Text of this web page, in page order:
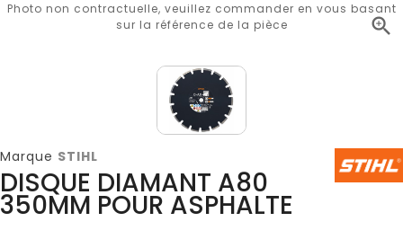

Photo non contractuelle, veuillez commander en vous basant
sur la référence de la pièce
Marque STIHL
DISQUE DIAMANT A80
350MM POUR ASPHALTE